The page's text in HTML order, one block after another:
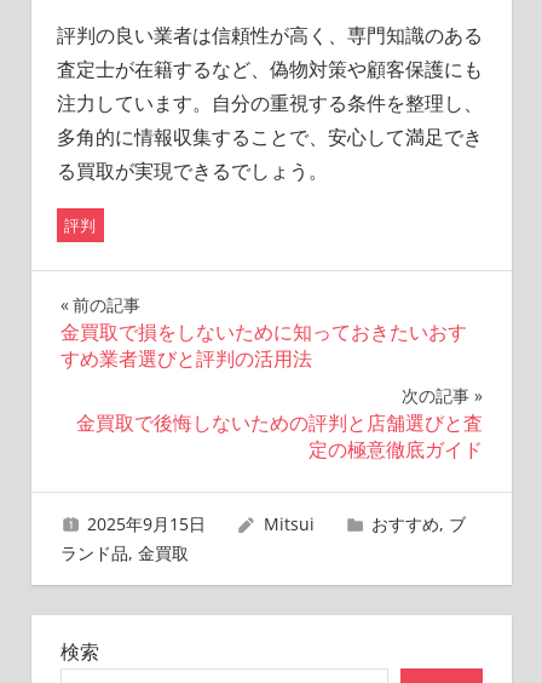
評判の良い業者は信頼性が高く、専門知識のある
査定士が在籍するなど、偽物対策や顧客保護にも
注力しています。自分の重視する条件を整理し、
多角的に情報収集することで、安心して満足でき
る買取が実現できるでしょう。
評判
投
稿
ナ
ゲ
ー
シ
ョ
前の記事
金買取で損をしないために知っておきたいおす
すめ業者選びと評判の活用法
次の記事
金買取で後悔しないための評判と店舗選びと査
定の極意徹底ガイド
2025年9月15日 Mitsui おすすめ, ブ
ランド品, 金買取
検索